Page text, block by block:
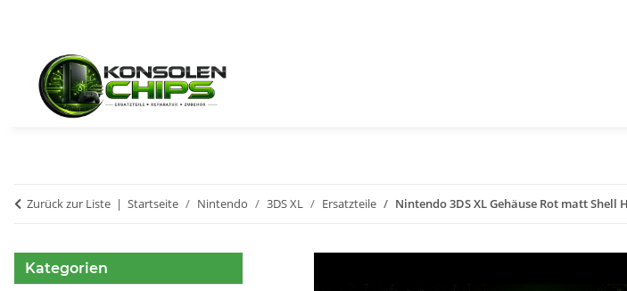
Zurück zur Liste Startseite Nintendo 3DS XL Ersatzteile Nintendo 3DS XL Gehäuse Rot matt Shell
Kategorien